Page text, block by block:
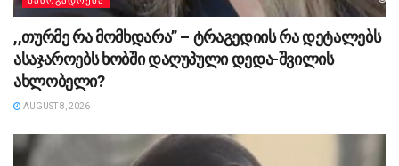
,,თურმე რა მომხდარა” – ტრაგედიის რა დეტალებს
ასაჯაროებს ხობში დაღუპული დედა-შვილის
ახლობელი?
AUGUST 8, 2026